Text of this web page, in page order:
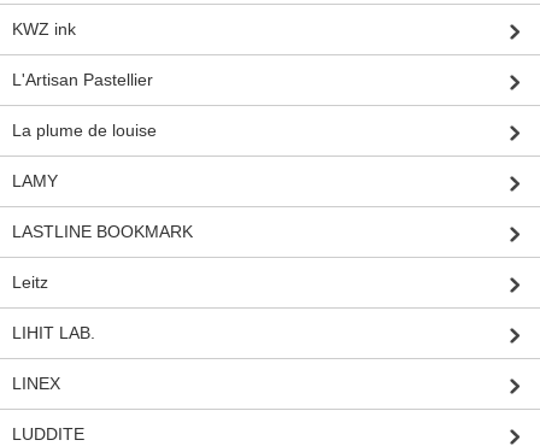
KWZ ink
L'Artisan Pastellier
La plume de louise
LAMY
LASTLINE BOOKMARK
Leitz
LIHIT LAB.
LINEX
LUDDITE